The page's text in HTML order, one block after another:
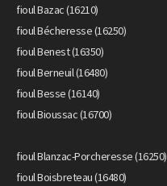
fioul Bazac (16210)
fioul Bécheresse (16250)
fioul Benest (16350)
fioul Berneuil (16480)
fioul Besse (16140)
fioul Bioussac (16700)
fioul Blanzac-Porcheresse (16250)
fioul Boisbreteau (16480)